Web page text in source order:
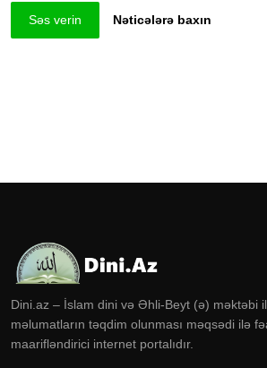
Səs verin Nəticələrə baxın
Dini.az – İslam dini və Əhli-Beyt (ə) məktəbi
məlumatların təqdim olunması məqsədi ilə
maarifləndirici internet portalıdır.